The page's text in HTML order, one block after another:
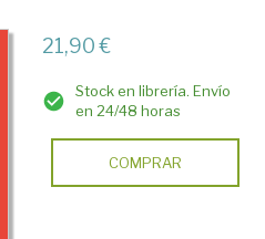
21,90 €
Stock en librería. Envío
en 24/48 horas
COMPRAR